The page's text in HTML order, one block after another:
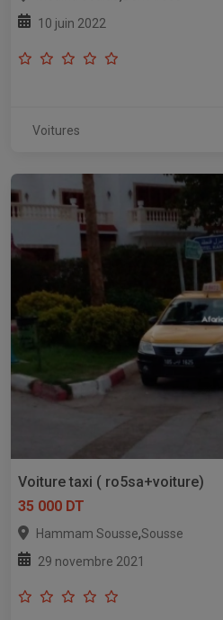
10 juin 2022
Voitures
Voiture taxi ( ro5sa+voiture)
35 000 DT
Hammam Sousse,Sousse
29 novembre 2021